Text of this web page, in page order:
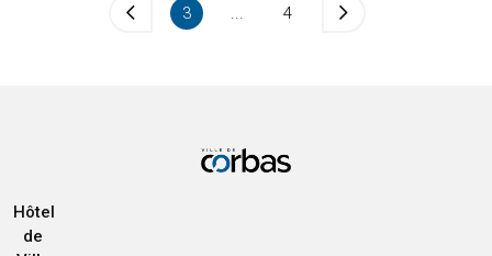
3 ... 4
Hôtel
de